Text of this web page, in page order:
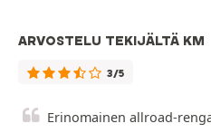
ARVOSTELU TEKIJÄLTÄ KM
3/5
Erinomainen allroad-